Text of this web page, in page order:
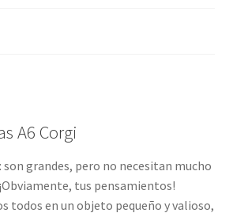
A6 Corgi
son grandes, pero no necesitan mucho
tus pensamientos!
todos en un objeto pequeño y valioso,